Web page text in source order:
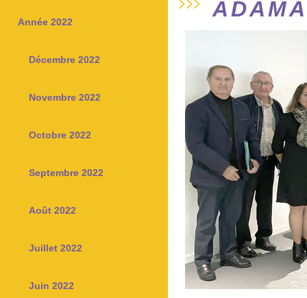
Année 2022
Décembre 2022
Novembre 2022
Octobre 2022
Septembre 2022
Août 2022
Juillet 2022
Juin 2022